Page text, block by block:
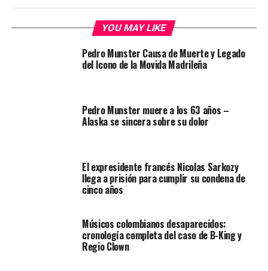
YOU MAY LIKE
Pedro Munster Causa de Muerte y Legado
del Icono de la Movida Madrileña
Pedro Munster muere a los 63 años –
Alaska se sincera sobre su dolor
El expresidente francés Nicolas Sarkozy
llega a prisión para cumplir su condena de
cinco años
Músicos colombianos desaparecidos:
cronología completa del caso de B-King y
Regio Clown